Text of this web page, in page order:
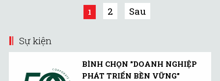
Trung Quốc tiếp tục yếu
đi và có thể chỉ tăng
1 2 Sau
Sự kiện
BÌNH CHỌN "DOANH NGHIỆP
PHÁT TRIỂN BỀN VỮNG"